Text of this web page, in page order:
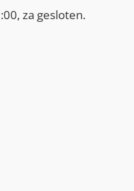
za gesloten.